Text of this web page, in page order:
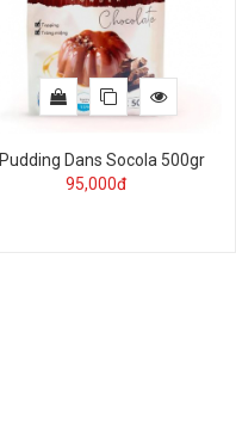
Pudding Dans Socola 500gr
95,000đ